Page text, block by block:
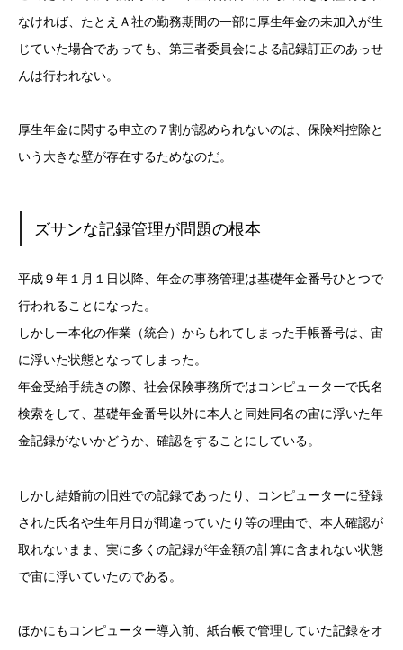
なければ、たとえＡ社の勤務期間の一部に厚生年金の未加入が生
じていた場合であっても、第三者委員会による記録訂正のあっせ
んは行われない。
厚生年金に関する申立の７割が認められないのは、保険料控除と
いう大きな壁が存在するためなのだ。
ズサンな記録管理が問題の根本
平成９年１月１日以降、年金の事務管理は基礎年金番号ひとつで
行われることになった。
しかし一本化の作業（統合）からもれてしまった手帳番号は、宙
に浮いた状態となってしまった。
年金受給手続きの際、社会保険事務所ではコンピューターで氏名
検索をして、基礎年金番号以外に本人と同姓同名の宙に浮いた年
金記録がないかどうか、確認をすることにしている。
しかし結婚前の旧姓での記録であったり、コンピューターに登録
された氏名や生年月日が間違っていたり等の理由で、本人確認が
取れないまま、実に多くの記録が年金額の計算に含まれない状態
で宙に浮いていたのである。
ほかにもコンピューター導入前、紙台帳で管理していた記録をオ